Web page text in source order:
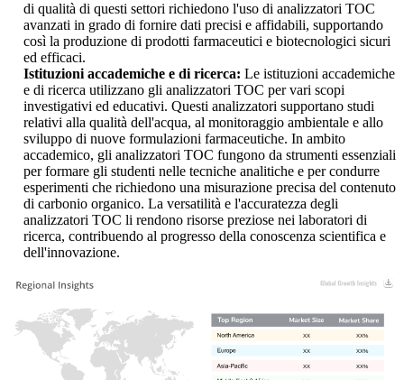
di qualità di questi settori richiedono l'uso di analizzatori TOC
avanzati in grado di fornire dati precisi e affidabili, supportando
così la produzione di prodotti farmaceutici e biotecnologici sicuri
ed efficaci.
Istituzioni accademiche e di ricerca: Le istituzioni accademiche
e di ricerca utilizzano gli analizzatori TOC per vari scopi
investigativi ed educativi. Questi analizzatori supportano studi
relativi alla qualità dell'acqua, al monitoraggio ambientale e allo
sviluppo di nuove formulazioni farmaceutiche. In ambito
accademico, gli analizzatori TOC fungono da strumenti essenziali
per formare gli studenti nelle tecniche analitiche e per condurre
esperimenti che richiedono una misurazione precisa del contenuto
di carbonio organico. La versatilità e l'accuratezza degli
analizzatori TOC li rendono risorse preziose nei laboratori di
ricerca, contribuendo al progresso della conoscenza scientifica e
dell'innovazione.
XX%
XX
XX%
XX
XX%
XX